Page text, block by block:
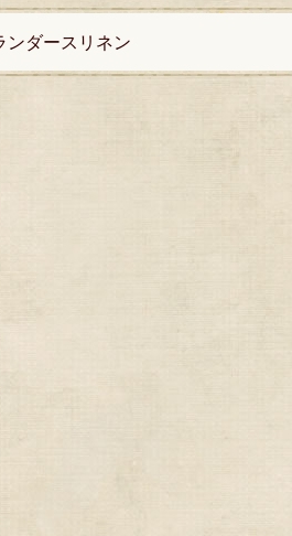
ンダースリネン